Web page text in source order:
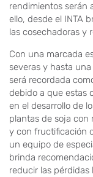
rendimientos serán
ello, desde el INTA
las cosechadoras y
Con una marcada
severas y hasta
será recordada
debido a que estas
en el desarrollo de
plantas de soja con
y con fructificación
un equipo de
brinda
reducir las pérdidas